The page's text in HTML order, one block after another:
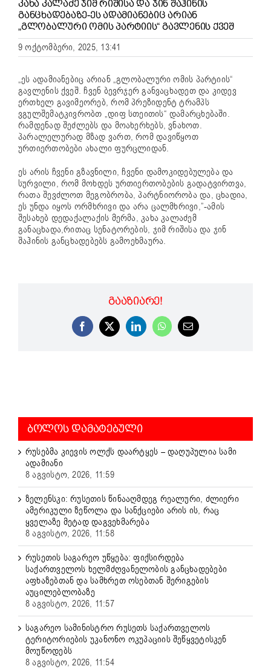
ᲙᲐᲮᲐ ᲙᲐᲚᲐᲫᲔ ᲯᲘᲛ ᲠᲘᲨᲘᲡᲐ ᲓᲐ ᲯᲘᲜ ᲨᲐᲰᲘᲜᲘᲡ
ᲒᲐᲜᲪᲮᲐᲓᲔᲑᲐᲖᲔ-ᲔᲡ ᲐᲓᲐᲛᲘᲐᲜᲔᲑᲘᲪ ᲐᲠᲘᲐᲜ
„ᲒᲚᲝᲑᲐᲚᲣᲠᲘ ᲝᲛᲘᲡ ᲞᲐᲠᲢᲘᲘᲡ“ ᲒᲐᲕᲚᲔᲜᲘᲡ ᲥᲕᲔᲨ
9 ოქტომბერი, 2025, 13:41
„ეს ადამიანებიც არიან „გლობალური ომის პარტიის“
გავლენის ქვეშ. ჩვენ ბევრჯერ განვაცხადეთ და კიდევ
ერთხელ გავიმეორებ, რომ პრეზიდენტ ტრამპს
ვგულშემატკივრობთ „დიფ სთეითის“ დამარცხებაში.
რამდენად შეძლებს და მოახერხებს, ვნახოთ.
პარალელურად მზად ვართ, რომ დავიწყოთ
ურთიერთობები ახალი ფურცლიდან.
ეს არის ჩვენი გზავნილი, ჩვენი დამოკიდებულება და
სურვილი, რომ მოხდეს ურთიერთობების გადატვირთვა,
რათა შევძლოთ მეგობრობა, პარტნიორობა და, ცხადია,
ეს უნდა იყოს ორმხრივი და არა ცალმხრივი,”-ამის
შესახებ დედაქალაქის მერმა, კახა კალაძემ
განაცხადა,რითაც სენატორების, ჯიმ რიშისა და ჯინ
შაჰინის განცხადებებს გამოეხმაურა.
ᲒᲐᲐᲖᲘᲐᲠᲔ!
Facebook
X LinkedInWhatsApp
Email
ᲑᲝᲚᲝᲡ ᲓᲐᲛᲐᲢᲔᲑᲣᲚᲘ
რუსებმა კიევის ოლქს დაარტყეს – დაღუპულია სამი
ადამიანი
8 აგვისტო, 2026, 11:59
ზელენსკი: რუსეთის წინააღმდეგ რეალური, ძლიერი
ამერიკული ზეწოლა და სანქციები არის ის, რაც
ყველაზე მეტად დაგვეხმარება
8 აგვისტო, 2026, 11:58
რუსეთის საგარეო უწყება: ფიქსირდება
საქართველოს ხელმძღვანელობის განცხადებები
აფხაზებთან და სამხრეთ ოსებთან შერიგების
აუცილებლობაზე
8 აგვისტო, 2026, 11:57
საგარეო სამინისტრო რუსეთს საქართველოს
ტერიტორიების უკანონო ოკუპაციის შეწყვეტისკენ
მოუწოდებს
8 აგვისტო, 2026, 11:54